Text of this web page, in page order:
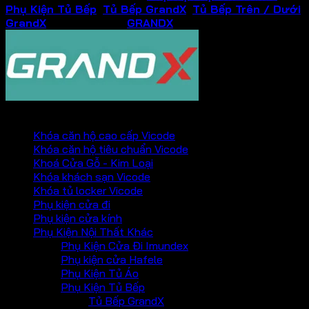
Phụ Kiện Tủ Bếp Tủ Bếp GrandX Tủ Bếp Trên / Dưới
GrandX
GRANDX
Khóa căn hộ cao cấp Vicode
Khóa căn hộ tiêu chuẩn Vicode
Khoá Cửa Gỗ - Kim Loại
Khóa khách sạn Vicode
Khóa tủ locker Vicode
Phụ kiện cửa đi
Phụ kiện cửa kính
Phụ Kiện Nội Thất Khác
Phụ Kiện Cửa Đi Imundex
Phụ kiện cửa Hafele
Phụ Kiện Tủ Áo
Phụ Kiện Tủ Bếp
Tủ Bếp GrandX